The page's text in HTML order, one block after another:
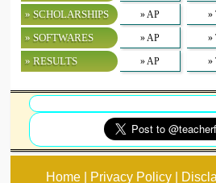
» SCHOLARSHIPS » AP »
» SOFTWARES » AP »
» RESULTS » AP »
Home | Privacy Policy |